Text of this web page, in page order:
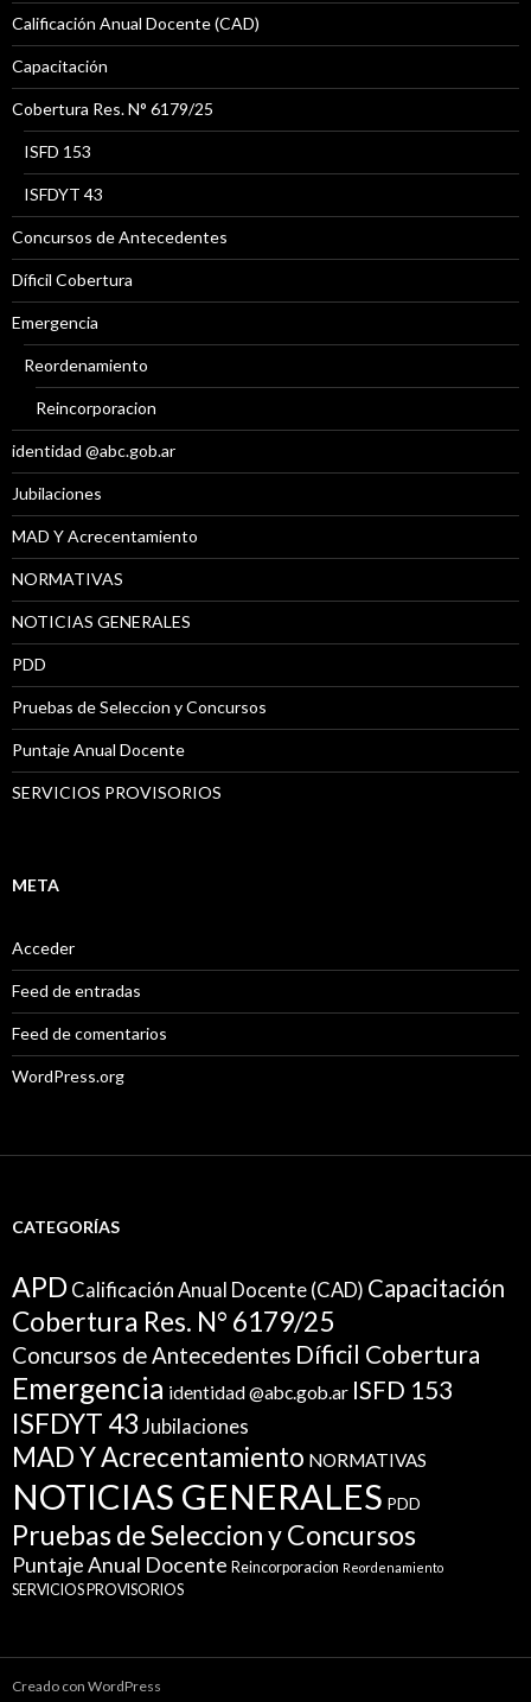
Calificación Anual Docente (CAD)
Capacitación
Cobertura Res. N° 6179/25
ISFD 153
ISFDYT 43
Concursos de Antecedentes
Díficil Cobertura
Emergencia
Reordenamiento
Reincorporacion
identidad @abc.gob.ar
Jubilaciones
MAD Y Acrecentamiento
NORMATIVAS
NOTICIAS GENERALES
PDD
Pruebas de Seleccion y Concursos
Puntaje Anual Docente
SERVICIOS PROVISORIOS
META
Acceder
Feed de entradas
Feed de comentarios
WordPress.org
CATEGORÍAS
APD Calificación Anual Docente (CAD) Capacitación
Cobertura Res. N° 6179/25
Concursos de Antecedentes Díficil Cobertura
Emergencia identidad @abc.gob.ar ISFD 153
ISFDYT 43 Jubilaciones
MAD Y Acrecentamiento NORMATIVAS
NOTICIAS GENERALES PDD
Pruebas de Seleccion y Concursos
Puntaje Anual Docente Reincorporacion Reordenamiento
SERVICIOS PROVISORIOS
Creado con WordPress